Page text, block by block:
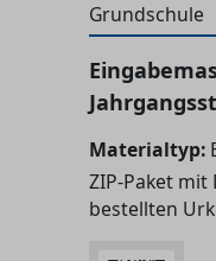
Grundschule
Materialtyp:
ZIP-Paket
bestellten